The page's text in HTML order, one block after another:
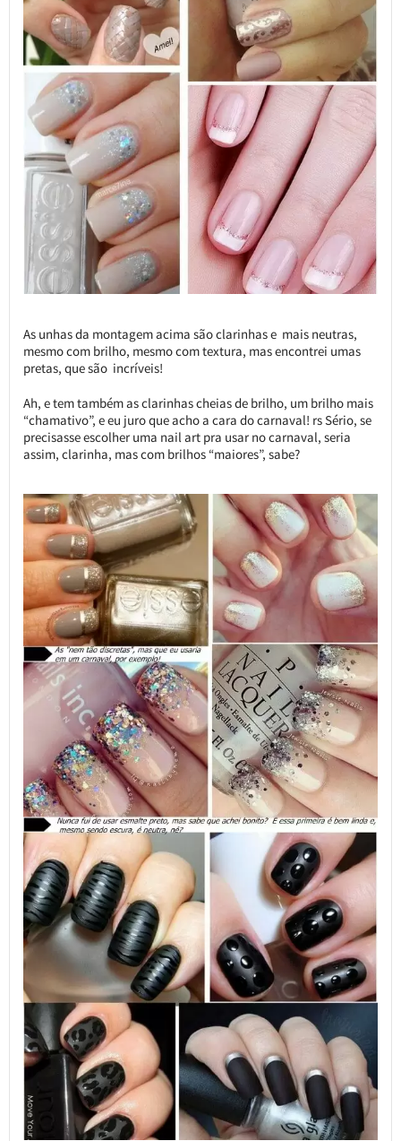
As unhas da montagem acima são clarinhas e mais neutras,
mesmo com brilho, mesmo com textura, mas encontrei umas
pretas, que são incríveis!
Ah, e tem também as clarinhas cheias de brilho, um brilho mais
“chamativo”, e eu juro que acho a cara do carnaval! rs Sério, se
precisasse escolher uma nail art pra usar no carnaval, seria
assim, clarinha, mas com brilhos “maiores”, sabe?